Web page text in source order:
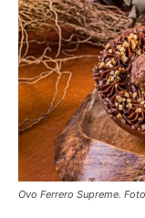
Ovo Ferrero Supreme.